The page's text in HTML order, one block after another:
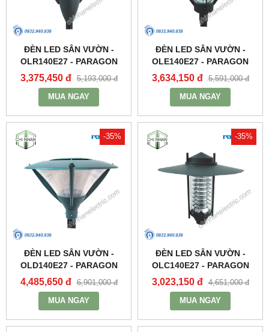
ĐÈN LED SÂN VƯỜN -
OLR140E27 - PARAGON
3,375,450 đ 5,193,000 đ
MUA NGAY
ĐÈN LED SÂN VƯỜN -
OLE140E27 - PARAGON
3,634,150 đ 5,591,000 đ
MUA NGAY
-35%
ĐÈN LED SÂN VƯỜN -
OLD140E27 - PARAGON
4,485,650 đ 6,901,000 đ
MUA NGAY
-35%
ĐÈN LED SÂN VƯỜN -
OLC140E27 - PARAGON
3,023,150 đ 4,651,000 đ
MUA NGAY